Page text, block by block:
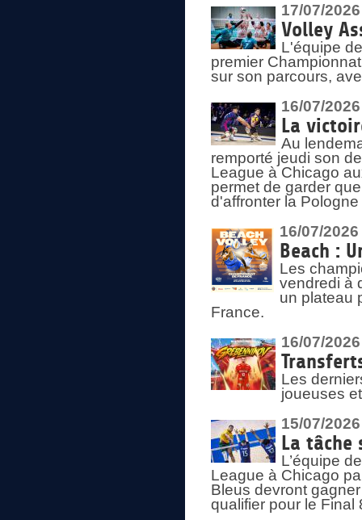
17/07/2026
Volley
L'équipe
premier
sur son parcours,
16/07/2026
La
Au
remporté jeudi son
League à Chicago
permet de garder
d'affronter la
16/07/2026
Beach :
Les
vendredi à
un plateau
France.
16/07/2026
Les
joueuses
15/07/2026
La tâche
L’équipe
League à Chicago
Bleus devront
qualifier pour le Final